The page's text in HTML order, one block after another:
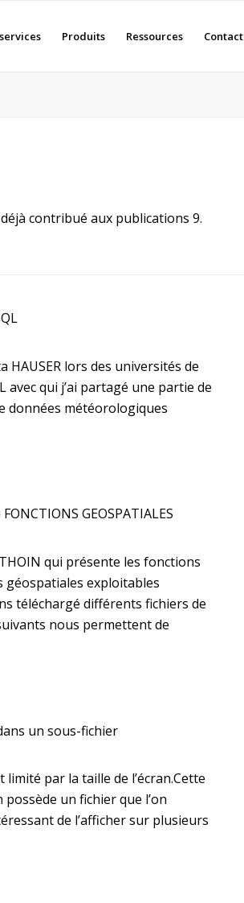
Produits Ressources Contact
contribué aux publications 9.
lors des universités de
avec qui j’ai partagé une partie de
données météorologiques
GEOSPATIALES
qui présente les fonctions
géospatiales exploitables
téléchargé différents fichiers de
nous permettent de
un sous-fichier
par la taille de l’écran.Cette
un fichier que l’on
de l’afficher sur plusieurs